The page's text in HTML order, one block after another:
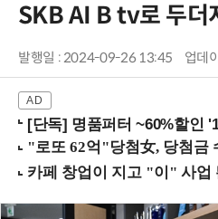
SKB AI B tv로 두더
발행일 : 2024-09-26 13:45 업데
[단독] 명품퍼터 ~60%할인 '10